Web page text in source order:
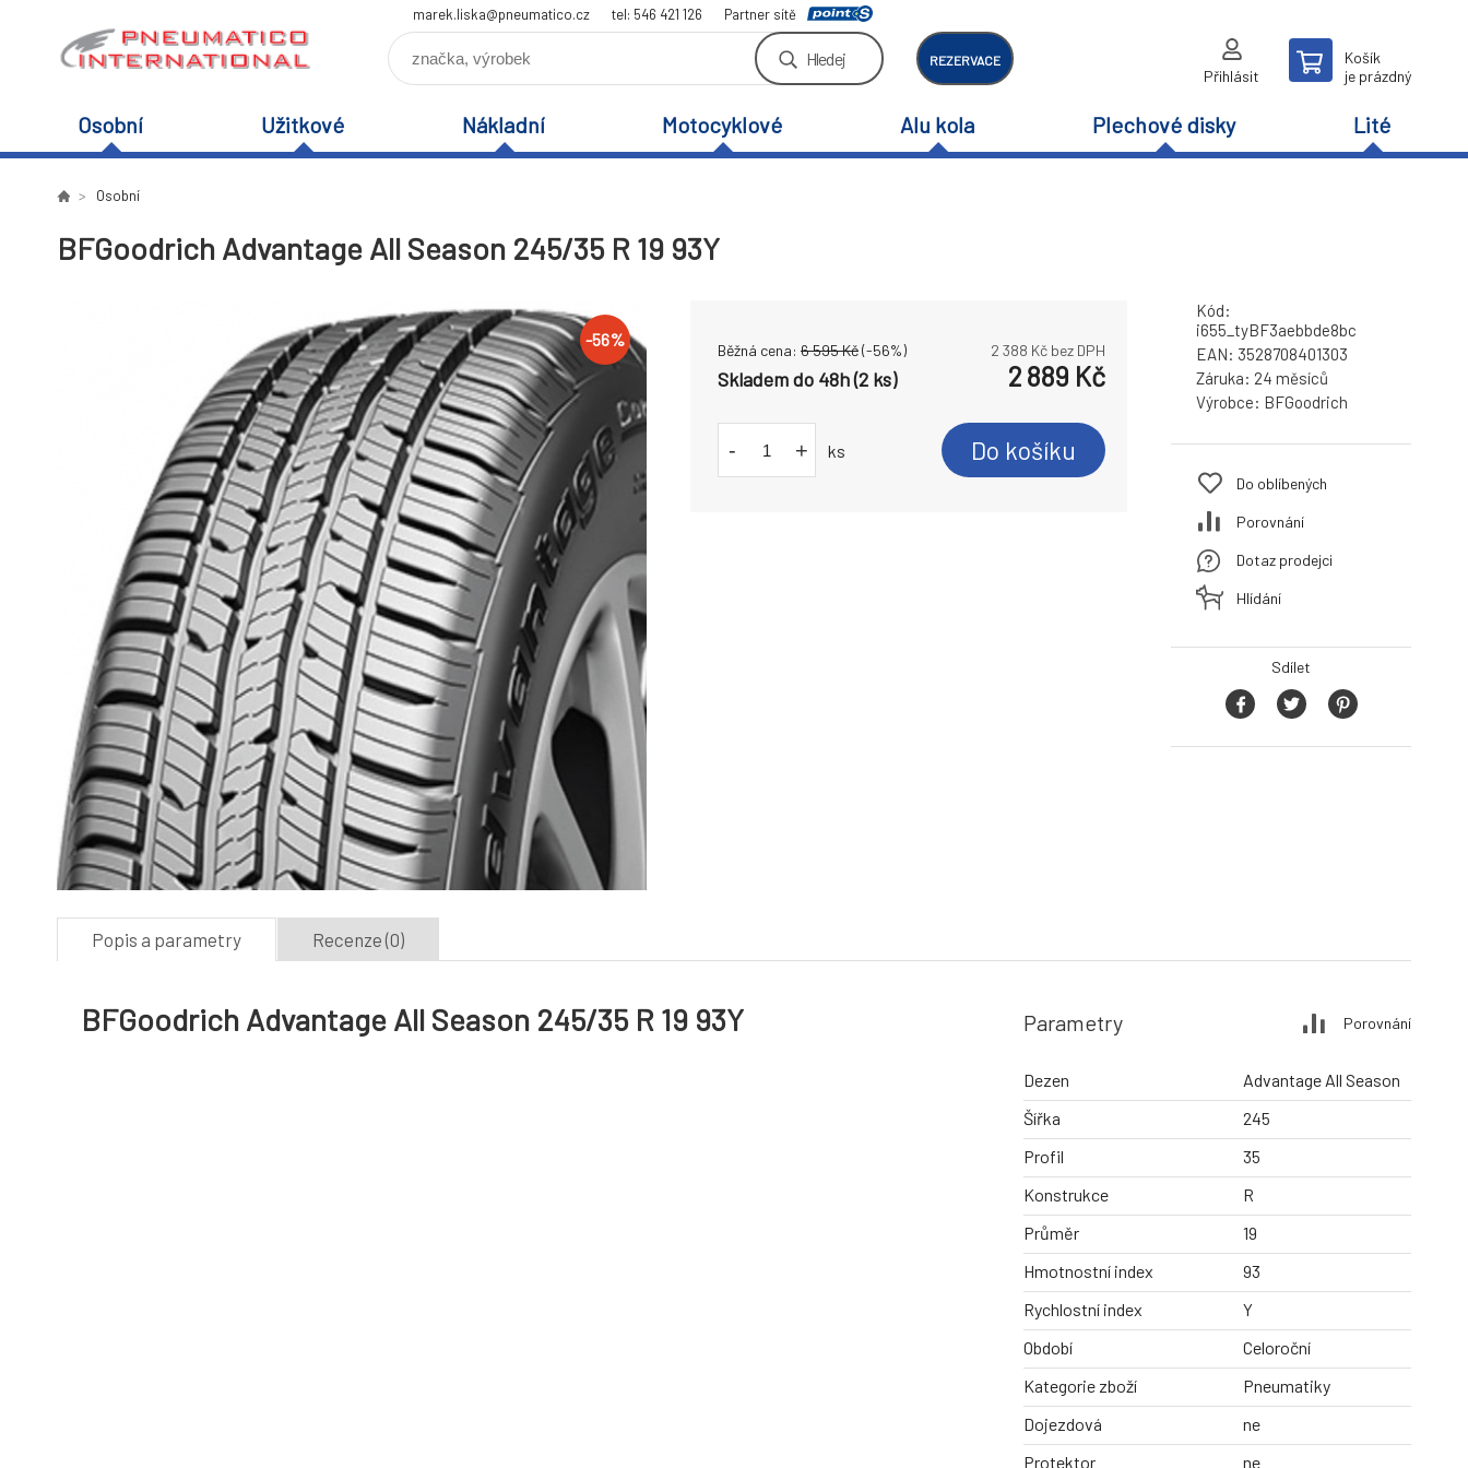
marek.liska@pneumatico.cz tel: 546 421 126 Partner sítě
Hledej REZERVACE
Přihlásit
Košík
je prázdný
Osobní Užitkové Nákladní Motocyklové Alu kola Plechové disky Lité
Osobní
BFGoodrich Advantage All Season 245/35 R 19 93Y
-56%
Běžná cena: 6 595Kč(-56%) 2 388 Kč bez DPH
Skladem do 48h (2 ks) 2 889 Kč
- + ks Do košíku
Kód:
i655_tyBF3aebbde8bc
EAN: 3528708401303
Záruka: 24 měsíců
Výrobce: BFGoodrich
Do oblíbených
Porovnání
Dotaz prodejci
Hlídání
Sdílet
Popis a parametry Recenze (0)
BFGoodrich Advantage All Season 245/35 R 19 93Y Parametry Porovnání
Dezen
Advantage All Season
Šířka
245
Profil
35
Konstrukce
R
Průměr
19
Hmotnostní index
93
Rychlostní index
Y
Období
Celoroční
Kategorie zboží
Pneumatiky
Dojezdová
ne
Protektor
ne